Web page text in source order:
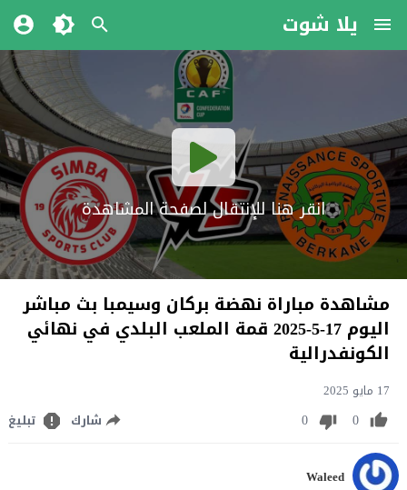
يلا شوت
انقر هنا للإنتقال لصفحة المشاهدة
مشاهدة مباراة نهضة بركان وسيمبا بث مباشر
اليوم 17-5-2025 قمة الملعب البلدي في نهائي
الكونفدرالية
17 مايو 2025
0
0 شارك تبليغ
Waleed